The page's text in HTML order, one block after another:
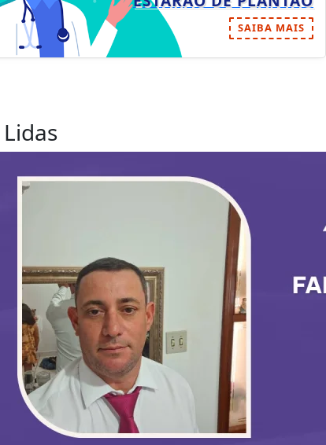
SAIBA MAIS